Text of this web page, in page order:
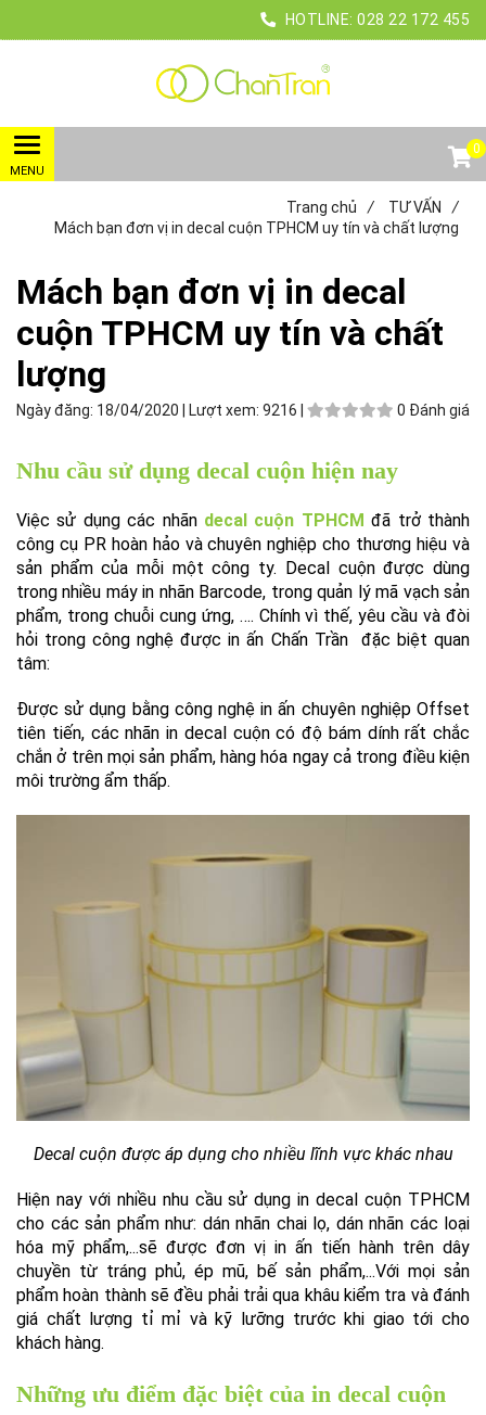
HOTLINE: 028 22 172 455
0
Trang chủ / TƯ VẤN
/
Mách bạn đơn vị in decal cuộn TPHCM uy tín và chất lượng
Mách bạn đơn vị in decal
cuộn TPHCM uy tín và chất
lượng
Ngày đăng: 18/04/2020 | Lượt xem: 9216 | 0 Đánh giá
Nhu cầu sử dụng decal cuộn hiện nay
Việc sử dụng các nhãn decal cuộn TPHCM đã trở thành
công cụ PR hoàn hảo và chuyên nghiệp cho thương hiệu và
sản phẩm của mỗi một công ty. Decal cuộn được dùng
trong nhiều máy in nhãn Barcode, trong quản lý mã vạch sản
phẩm, trong chuỗi cung ứng, …. Chính vì thế, yêu cầu và đòi
hỏi trong công nghệ được in ấn Chấn Trần đặc biệt quan
tâm:
Được sử dụng bằng công nghệ in ấn chuyên nghiệp Offset
tiên tiến, các nhãn in decal cuộn có độ bám dính rất chắc
chắn ở trên mọi sản phẩm, hàng hóa ngay cả trong điều kiện
môi trường ẩm thấp.
Decal cuộn được áp dụng cho nhiều lĩnh vực khác nhau
Hiện nay với nhiều nhu cầu sử dụng in decal cuộn TPHCM
cho các sản phẩm như: dán nhãn chai lọ, dán nhãn các loại
hóa mỹ phẩm,...sẽ được đơn vị in ấn tiến hành trên dây
chuyền từ tráng phủ, ép mũ, bế sản phẩm,...Với mọi sản
phẩm hoàn thành sẽ đều phải trải qua khâu kiểm tra và đánh
giá chất lượng tỉ mỉ và kỹ lưỡng trước khi giao tới cho
khách hàng.
Những ưu điểm đặc biệt của in decal cuộn